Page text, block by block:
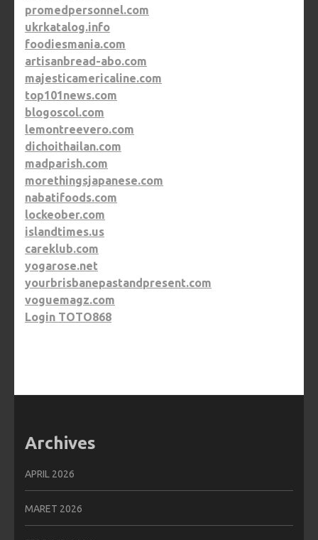
promedpersonnel.com
ukrkatalog.info
foodiesmania.com
artisanbread-abo.com
majesticamericaline.com
top101news.com
blogoscol.com
lemontreevero.com
dichoithailan.com
madparish.com
morethingsjapanese.com
nabatifoods.com
lockeober.com
islandtimes.us
careklub.com
yogarose.net
yourbrisbanepastandpresent.com
voguemagz.com
Login TOTO868
Archives
APRIL 2026
MARET 2026